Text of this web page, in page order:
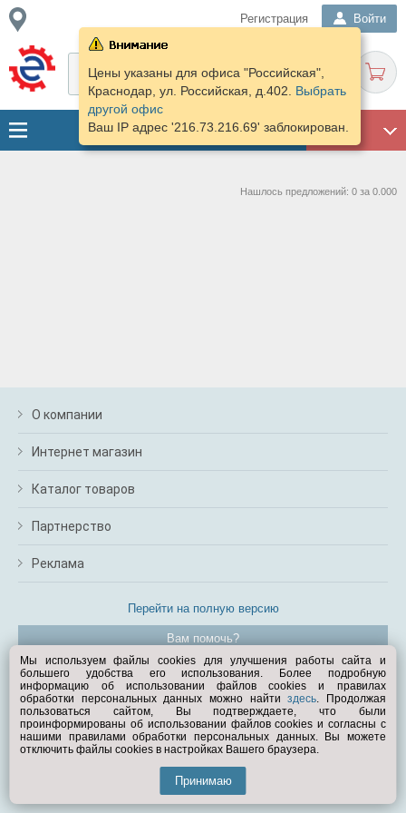
Регистрация Войти
ГАРАЖ
Цены указаны для офиса "Российская",
Краснодар, ул. Российская, д.402. Выбрать
другой офис
Ваш IP адрес '216.73.216.69' заблокирован.
Нашлось предложений: 0 за 0.000
О компании
Интернет магазин
Каталог товаров
Партнерство
Реклама
Перейти на полную версию
Вам помочь?
© Exist.ru 1998—2026
Мы используем файлы cookies для улучшения работы сайта и
большего удобства его использования. Более подробную
информацию об использовании файлов cookies и правилах
обработки персональных данных можно найтиздесь. Продолжая
пользоваться сайтом, Вы подтверждаете, что были
проинформированы об использовании файлов cookies и согласны с
нашими правилами обработки персональных данных. Вы можете
отключить файлы cookies в настройках Вашего браузера.
Принимаю